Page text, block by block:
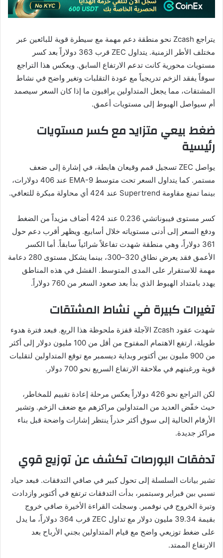
يتراجع Zcash نحو منطقة دعم مهمة مع سيطرة قوية للبائعين عبر
مختلف الأطر الزمنية. يتداول ZEC قرب 363 دولاراً بعد كسر
مستويات محورية كانت تدعم الارتفاع السابق. ويعكس هذا التراجع
سوقاً يفقد الزخم تدريجياً مع عودة التقلبات وتغير واضح في نشاط
المشتقات، مما يجعل المتداولين يراقبون ما إذا كان السعر سيصمد
أم سيواصل الهبوط إلى مستويات أعمق.
ضغط بيعي متزايد مع كسر مستويات
رئيسية
يواصل ZEC تسجيل قمم وقيعان هابطة، في إشارة إلى ضعف
مستمر. كما يتداول السعر تحت متوسط EMA-9 عند 406 دولارات،
بينما تمنع مقاومة Supertrend عند 424 أي محاولة مبكرة للتعافي.
كسر مستوى فيبوناتشي 0.236 عند 424 أضاف مزيداً من الضغط
ودفع السعر إلى أدنى مستوياته خلال أسابيع. ويظهر أقرب دعم حول
361 دولاراً، وهي منطقة شهدت تفاعلاً شرائياً سابقاً. أما الكسر
الأعمق فقد يعرض نطاق 320–300، بينما يشكل مستوى 280 دعامة
مهمة للاستقرار على المدى المتوسط. الفشل في هذه المناطق
يهدد بامتداد الهبوط الذي بدأ بعد صعود السعر من 760 دولاراً.
تغيرات كبيرة في نشاط المشتقات
شهدت عقود Zcash الآجلة قفزة ملحوظة هذا الربع. فبعد فترة هدوء
طويلة، ارتفع الاهتمام المفتوح من أقل من 100 مليون دولار إلى أكثر
من 900 مليون بين أكتوبر وبداية ديسمبر مع توقع المتداولين لتقلبات
قوية ورغبتهم في ملاحقة الارتفاع السريع نحو 700 دولار.
لكن التراجع نحو 426 دولاراً يعكس مرحلة إعادة تقييم للمخاطر،
حيث خفّض العديد من المتداولين مراكزهم مع ضعف الزخم. وتشير
الأرقام الحالية إلى سوق أكثر حذراً ينتظر إشارات واضحة قبل بناء
مراكز جديدة.
تدفقات البورصات تكشف عن توزيع قوي
تشير بيانات السلسلة إلى تحول كبير في صافي التدفقات. فبعد حياد
نسبي بين فبراير وسبتمبر، بدأت التدفقات ترتفع في أكتوبر وازدادت
وتيرة الخروج في نوفمبر. وسجلت القراءة الأخيرة صافي خروج
بقيمة 39.34 مليون دولار مع تداول ZEC قرب 364 دولاراً، ما يدل
على ضغط توزيعي واضح مع قيام المتداولين بجني الأرباح بعد
الارتفاع الممتد.